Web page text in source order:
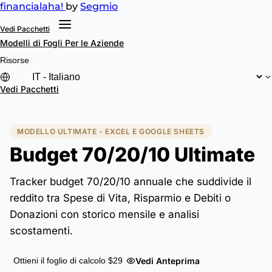
financialaha! by Segmio
Vedi Pacchetti
Modelli di Fogli Per le Aziende
Risorse
Vedi Pacchetti
MODELLO ULTIMATE - EXCEL E GOOGLE SHEETS
Budget 70/20/10 Ultimate
Tracker budget 70/20/10 annuale che suddivide il
reddito tra Spese di Vita, Risparmio e Debiti o
Donazioni con storico mensile e analisi
scostamenti.
Ottieni il foglio di calcolo $29 Vedi Anteprima